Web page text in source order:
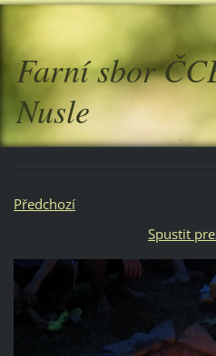
Farní sbor
Nusle
Předchozí
Spustit